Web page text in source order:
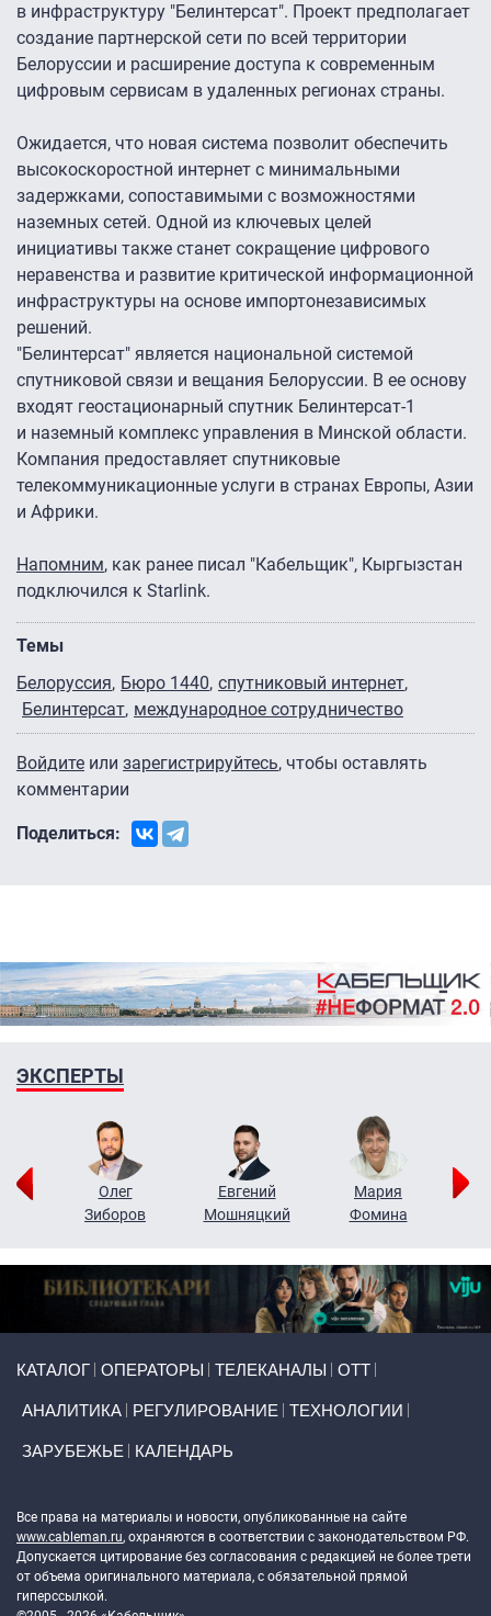
в инфраструктуру "Белинтерсат". Проект предполагает
создание партнерской сети по всей территории
Белоруссии и расширение доступа к современным
цифровым сервисам в удаленных регионах страны.
Ожидается, что новая система позволит обеспечить
высокоскоростной интернет с минимальными
задержками, сопоставимыми с возможностями
наземных сетей. Одной из ключевых целей
инициативы также станет сокращение цифрового
неравенства и развитие критической информационной
инфраструктуры на основе импортонезависимых
решений.
"Белинтерсат" является национальной системой
спутниковой связи и вещания Белоруссии. В ее основу
входят геостационарный спутник Белинтерсат-1
и наземный комплекс управления в Минской области.
Компания предоставляет спутниковые
телекоммуникационные услуги в странах Европы, Азии
и Африки.
Напомним, как ранее писал "Кабельщик", Кыргызстан
подключился к Starlink.
Темы
Белоруссия Бюро 1440 спутниковый интернет
Белинтерсат международное сотрудничество
Войдите или зарегистрируйтесь, чтобы оставлять
комментарии
Поделиться:
ЭКСПЕРТЫ
Олег
Зиборов
Евгений
Мошняцкий
Мария
Фомина
КАТАЛОГ ОПЕРАТОРЫ ТЕЛЕКАНАЛЫ ОТТ
АНАЛИТИКА РЕГУЛИРОВАНИЕ ТЕХНОЛОГИИ
ЗАРУБЕЖЬЕ КАЛЕНДАРЬ
Все права на материалы и новости, опубликованные на сайте
www.cableman.ru, охраняются в соответствии с законодательством РФ.
Допускается цитирование без согласования с редакцией не более трети
от объема оригинального материала, с обязательной прямой
гиперссылкой.